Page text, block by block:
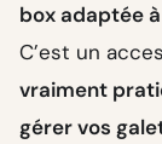
box adaptée
C’est un
vraiment
gérer vos